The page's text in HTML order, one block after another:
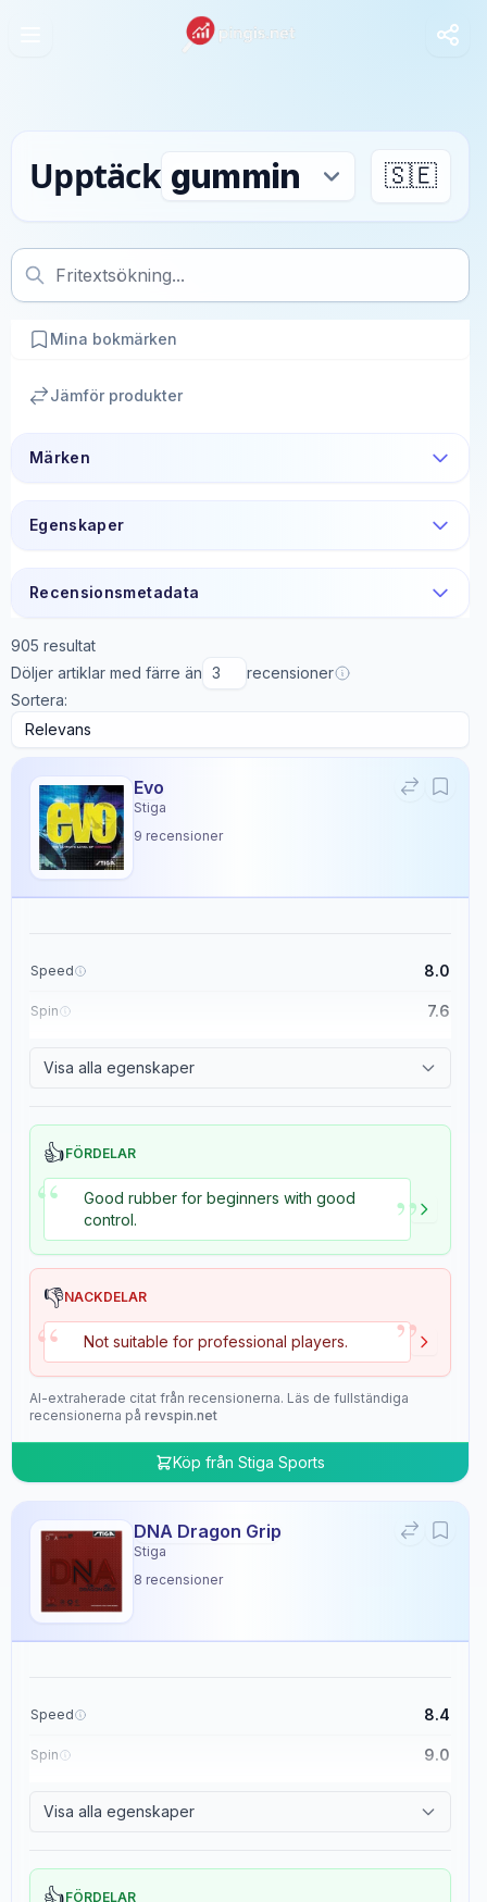
Upptäck 🇸🇪
Mina bokmärken
Jämför produkter
Märken
Egenskaper
Recensionsmetadata
905 resultat
Döljer artiklar med färre än
recensioner
Sortera:
Evo
Stiga
9 recensioner
Speed 8.0
Spin 7.6
Visa alla egenskaper
👍FÖRDELAR
“
Good rubber for beginners with good
control.
”
👎NACKDELAR
“ Not suitable for professional players. ”
AI-extraherade citat från recensionerna. Läs de fullständiga
recensionerna på revspin.net
Köp från Stiga Sports
DNA Dragon Grip
Stiga
8 recensioner
Speed 8.4
Spin 9.0
Visa alla egenskaper
FÖRDELAR